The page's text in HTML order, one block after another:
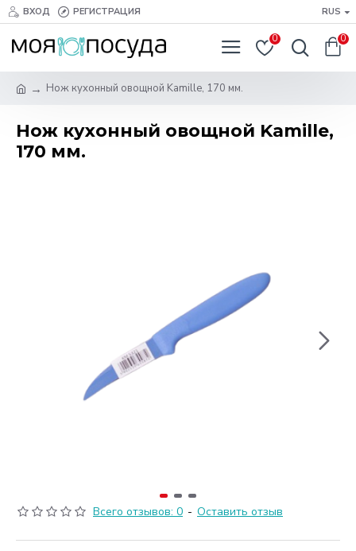
ВХОД РЕГИСТРАЦИЯ RUS
0 0
Нож кухонный овощной Kamille, 170 мм.
Нож кухонный овощной Kamille,
170 мм.
Всего отзывов: 0 - Оставить отзыв